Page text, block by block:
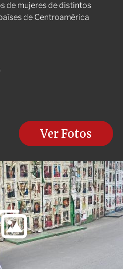
de mujeres de distintos
de Centroamérica
Ver Fotos